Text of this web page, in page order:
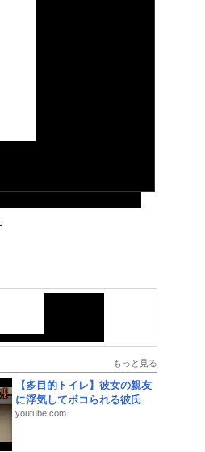
もっと見る
【多目的トイレ】彼女の親友
に浮気してボコられる彼氏
youtube.com